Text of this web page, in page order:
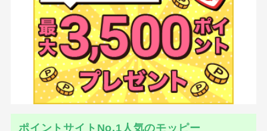
ポイントサイトNo.1人気のモッピー